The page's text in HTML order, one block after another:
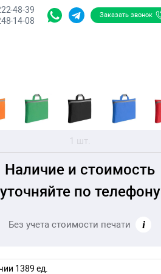
48-39
14-08
Заказать звонок
1 шт.
Наличие и стоимость
уточняйте по телефону
Без учета стоимости печати
1389 ед.